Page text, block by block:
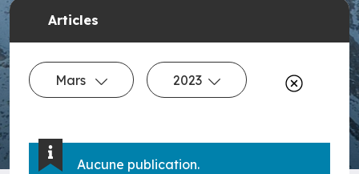
Articles
Mars 2023
Aucune publication.